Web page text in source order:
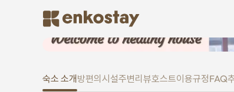
Bundang Jeongja Pankyo
숙소 소개 방편의시설주변리뷰호스트이용규정FAQ